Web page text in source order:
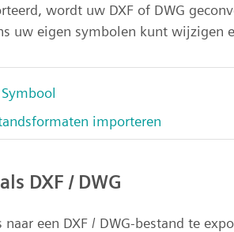
wordt uw DXF of DWG
uw eigen symbolen kunt wijzigen
Symbool
importeren
DXF / DWG
een DXF / DWG-bestand te